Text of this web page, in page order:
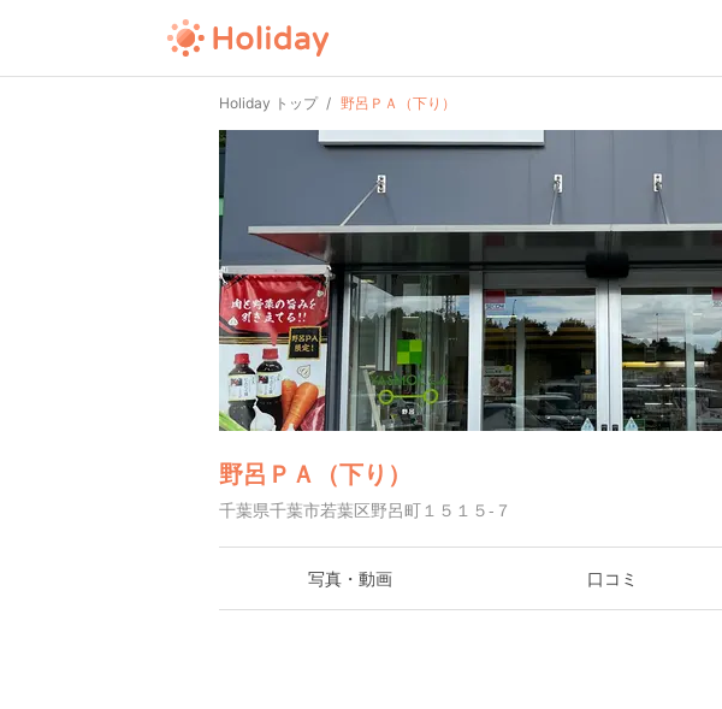
Holiday トップ 野呂ＰＡ（下り）
野呂ＰＡ（下り）
千葉県千葉市若葉区野呂町１５１５-７
写真・動画 口コミ